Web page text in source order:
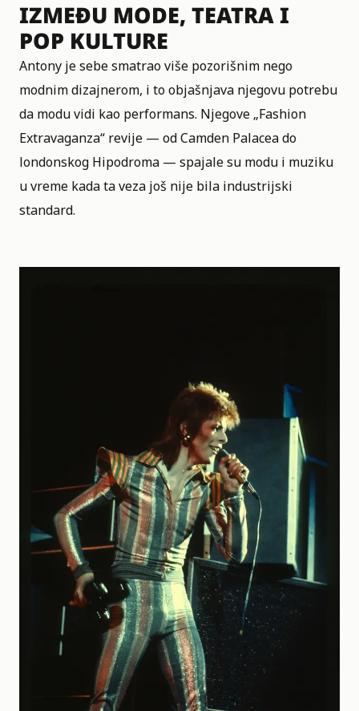
IZMEĐU MODE, TEATRA I
POP KULTURE
Antony je sebe smatrao više pozorišnim nego
modnim dizajnerom, i to objašnjava njegovu potrebu
da modu vidi kao performans. Njegove „Fashion
Extravaganza“ revije — od Camden Palacea do
londonskog Hipodroma — spajale su modu i muziku
u vreme kada ta veza još nije bila industrijski
standard.